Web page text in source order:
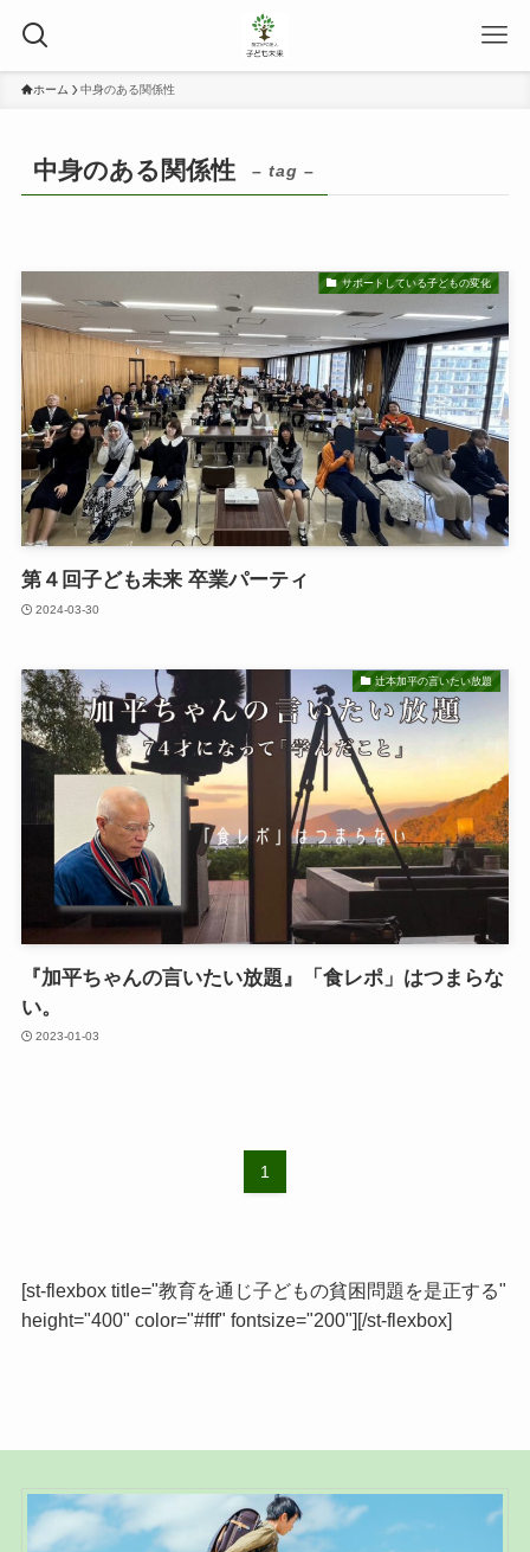
ホーム 中身のある関係性
中身のある関係性 – tag –
サポートしている子どもの変化
第４回子ども未来 卒業パーティ
2024-03-30
辻本加平の言いたい放題
『加平ちゃんの言いたい放題』「食レポ」はつまらな
い。
2023-01-03
1
[st-flexbox title="教育を通じ子どもの貧困問題を是正する"
height="400" color="#fff" fontsize="200"][/st-flexbox]